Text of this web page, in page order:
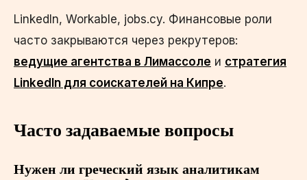
LinkedIn, Workable, jobs.cy. Финансовые роли
часто закрываются через рекрутеров:
ведущие агентства в Лимассоле и стратегия
LinkedIn для соискателей на Кипре.
Часто задаваемые вопросы
Нужен ли греческий язык аналитикам